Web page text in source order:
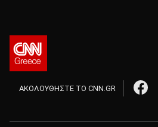
ΑΚΟΛΟΥΘΗΣΤΕ ΤΟ CNN.GR